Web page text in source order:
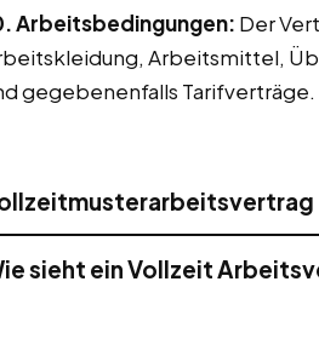
Arbeitsbedingungen: Der
Arbeitsmittel,
gegebenenfalls Tarifverträge.
sieht ein Vollzeit